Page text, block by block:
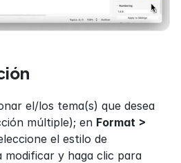
el/los tema(s) que desea
múltiple); en Format >
el estilo de
modificar y haga clic para